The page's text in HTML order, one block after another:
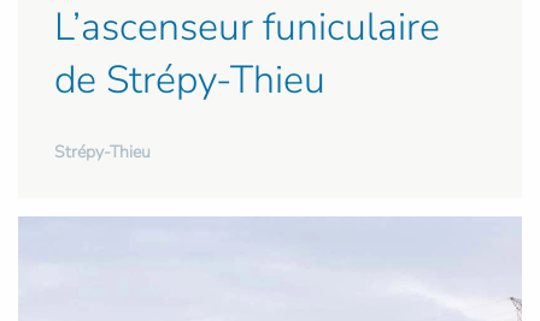
L’ascenseur funiculaire
de Strépy-Thieu
Strépy-Thieu